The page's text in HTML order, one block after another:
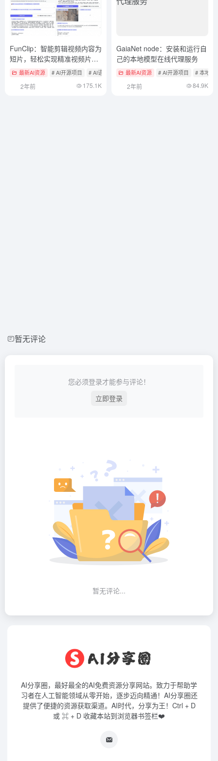
FunClip：智能剪辑视频内容为
短片，轻松实现精准视频片段
提取/裁剪
最新AI资源 # AI开源项目 # AI语音转文本 # AI音视频编辑
2年前 175.1K
GaiaNet node：安装和运行自
己的本地模型在线代理服务
最新AI资源 # AI开源项目 # 本地部
2年前 84.9K
暂无评论
您必须登录才能参与评论！
立即登录
暂无评论...
AI分享圈，最好最全的AI免费资源分享网站。致力于帮助学
习者在人工智能领域从零开始，逐步迈向精通！AI分享圈还
提供了便捷的资源获取渠道。AI时代，分享为王！Ctrl + D
或 ⌘ + D 收藏本站到浏览器书签栏❤️